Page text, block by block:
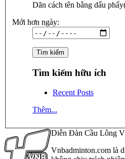
Dãn cách tên bằng dấu
Mới hơn ngày:
Tìm kiếm hữu ích
Recent Posts
Thêm...
Diễn Đàn Cầu Lông
Vnbadminton.com là